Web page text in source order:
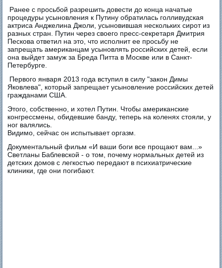
Ранее с просьбой разрешить довести до конца начатые
процедуры усыновления к Путину обратилась голливудская
актриса Анджелина Джоли, усыновившая нескольких сирот из
разных стран. Путин через своего пресс-секретаря Дмитрия
Пескова ответил на это, что исполнит ее просьбу не
запрещать американцам усыновлять российских детей, если
она выйдет замуж за Бреда Питта в Москве или в Санкт-
Петербурге.
Первого января 2013 года вступил в силу "закон Димы
Яковлева", который запрещает усыновление российских детей
гражданами США.
Этого, собственно, и хотел Путин. Чтобы американские
конгрессмены, обидевшие банду, теперь на коленях стояли, у
ног валялись.
Видимо, сейчас он испытывает оргазм.
Документальный фильм «И ваши боги все прощают вам...»
Светланы Баблевской - о том, почему нормальных детей из
детских домов с легкостью передают в психиатрические
клиники, где они погибают.